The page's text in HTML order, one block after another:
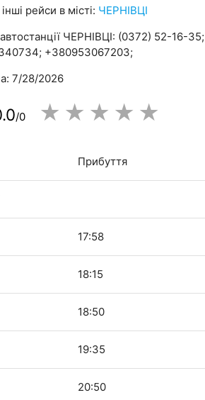
рейси в місті: ЧЕРНІВЦІ
ЧЕРНІВЦІ: (0372) 52-16-
+380953067203;
7/28/2026
/0 ★ ★ ★ ★ ★
Прибуття
17:58
18:15
18:50
19:35
20:50